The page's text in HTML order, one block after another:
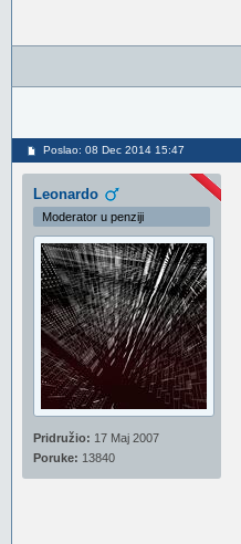
Poslao: 08 Dec 2014 15:47
Leonardo
Moderator u penziji
Pridružio: 17 Maj 2007
Poruke: 13840